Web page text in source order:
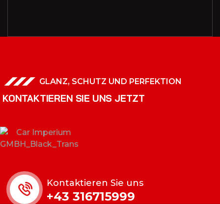
GLANZ, SCHUTZ UND PERFEKTION
KONTAKTIEREN SIE UNS JETZT
Kontaktieren Sie uns
+43 316715999